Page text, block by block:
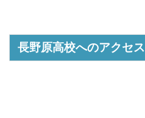
長野原高校へのアクセス